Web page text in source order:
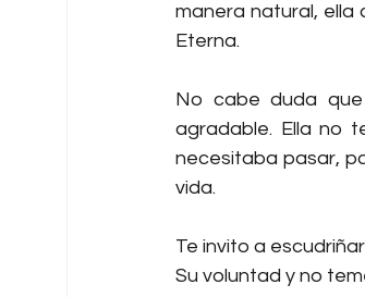
manera natural, ella
Eterna.
No cabe duda
agradable. Ella no
necesitaba pasar,
vida.
Te invito a
Su voluntad y no